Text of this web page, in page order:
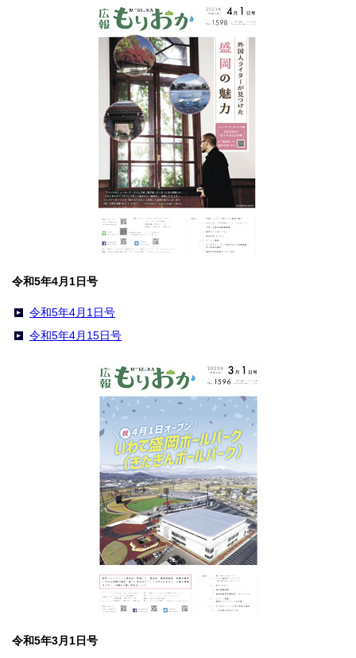
令和5年4月1日号
令和5年4月1日号
令和5年4月15日号
令和5年3月1日号